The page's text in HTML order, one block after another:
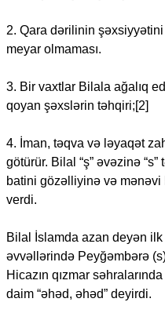
2. Qara dərilinin
meyar olmaması.
3. Bir vaxtlar Bilala ağalıq
qoyan şəxslərin təhqiri;[2]
4. İman, təqva və ləyaqət
götürür. Bilal “ş” əvəzinə
batini gözəlliyinə və
verdi.
Bilal İslamda azan deyən
əvvəllərində Peyğəmbərə
Hicazın qızmar
daim “əhəd, əhəd” deyirdi.